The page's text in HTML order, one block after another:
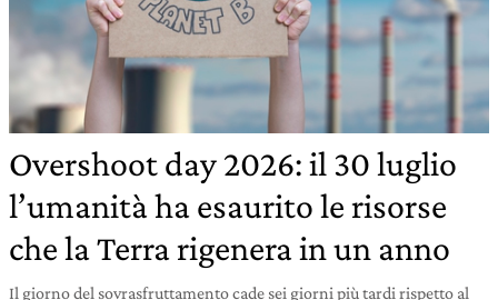
Overshoot day 2026: il 30 luglio
l’umanità ha esaurito le risorse
che la Terra rigenera in un anno
Il giorno del sovrasfruttamento cade sei giorni più tardi rispetto al